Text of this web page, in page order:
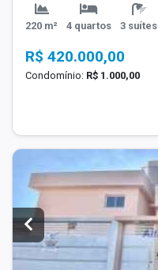
220 m² 4 quartos 3 suítes
R$ 420.000,00
Condomínio: R$ 1.000,00